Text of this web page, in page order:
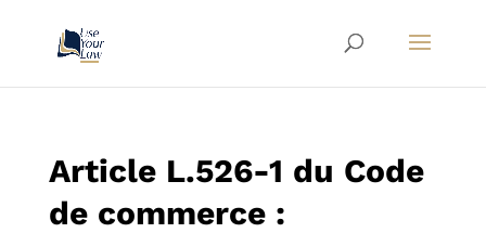
Article L.526-1 du Code
de commerce :